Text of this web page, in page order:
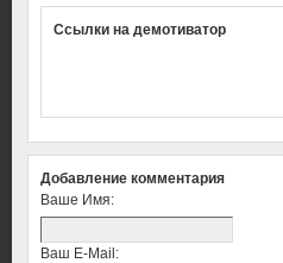
Ссылки на демотиватор
Добавление комментария
Ваше Имя:
Ваш E-Mail: